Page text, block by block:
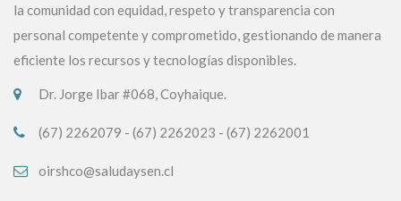
la comunidad con equidad, respeto y transparencia con
personal competente y comprometido, gestionando de manera
eficiente los recursos y tecnologías disponibles.
Dr. Jorge Ibar #068, Coyhaique.
(67) 2262079 - (67) 2262023 - (67) 2262001
oirshco@saludaysen.cl